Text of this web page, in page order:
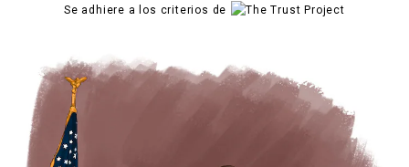
Se adhiere a los criterios de